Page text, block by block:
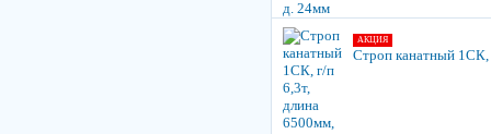
АКЦИЯ
Строп канатный